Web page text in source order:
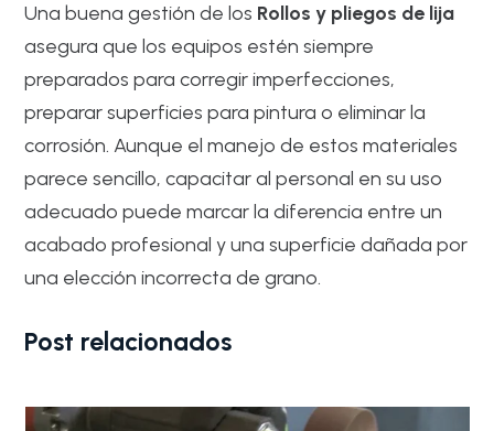
Una buena gestión de los Rollos y pliegos de lija
asegura que los equipos estén siempre
preparados para corregir imperfecciones,
preparar superficies para pintura o eliminar la
corrosión. Aunque el manejo de estos materiales
parece sencillo, capacitar al personal en su uso
adecuado puede marcar la diferencia entre un
acabado profesional y una superficie dañada por
una elección incorrecta de grano.
Post relacionados